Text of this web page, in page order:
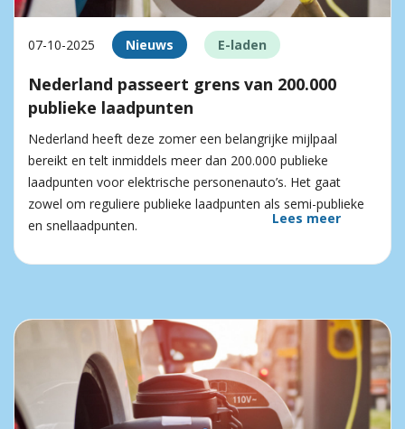
07-10-2025 Nieuws E-laden
Nederland passeert grens van 200.000
publieke laadpunten
Nederland heeft deze zomer een belangrijke mijlpaal
bereikt en telt inmiddels meer dan 200.000 publieke
laadpunten voor elektrische personenauto’s. Het gaat
zowel om reguliere publieke laadpunten als semi-publieke
en snellaadpunten.
Lees meer